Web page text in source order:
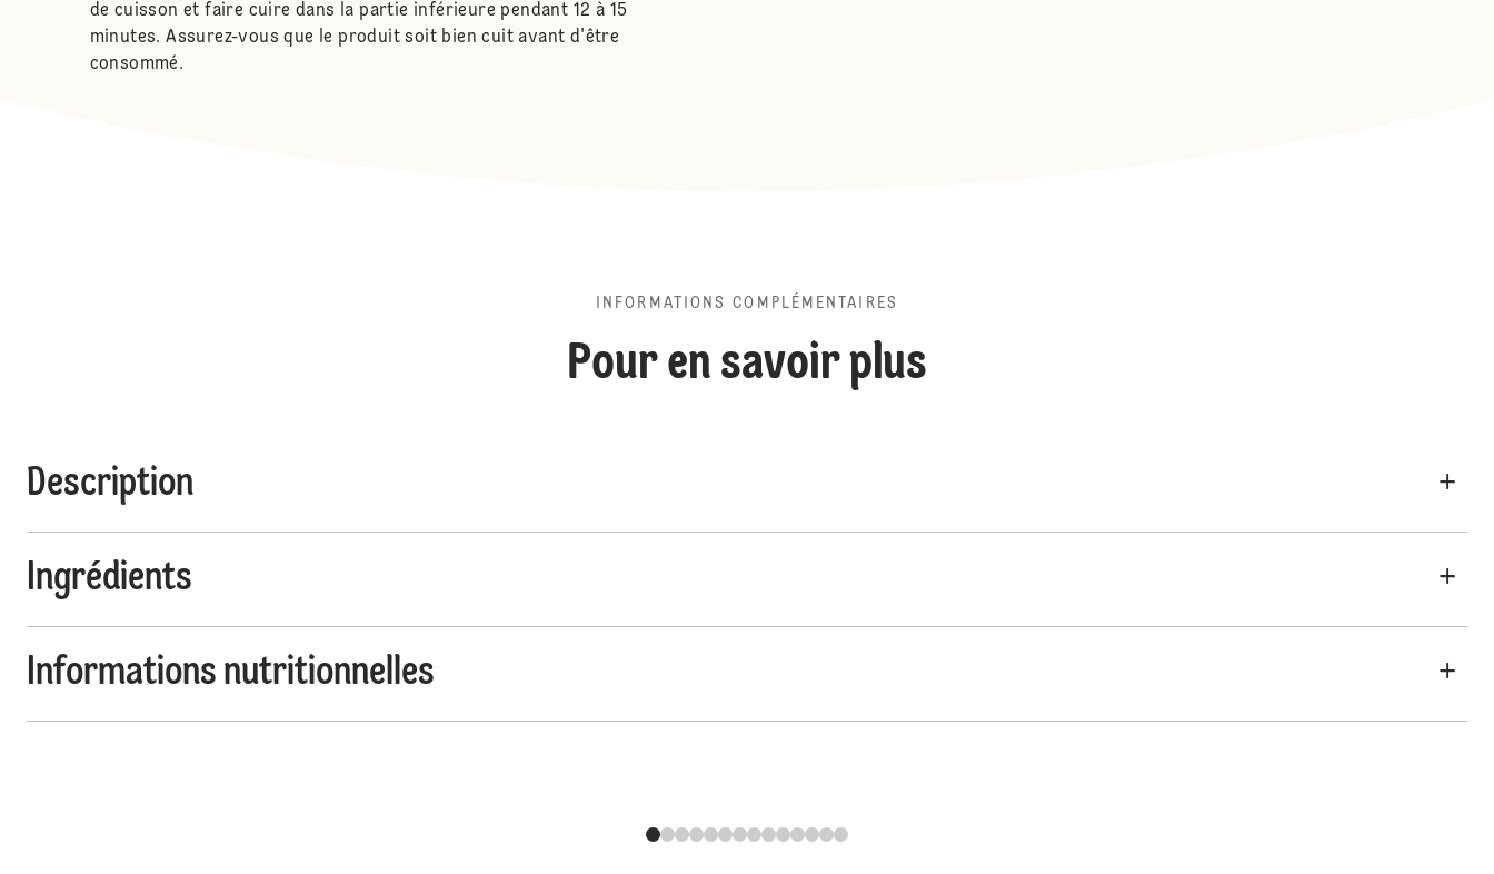
de cuisson et faire cuire dans la partie inférieure pendant 12 à 15
minutes. Assurez-vous que le produit soit bien cuit avant d'être
consommé.
INFORMATIONS COMPLÉMENTAIRES
Pour en savoir plus
Description
Ingrédients
Informations nutritionnelles